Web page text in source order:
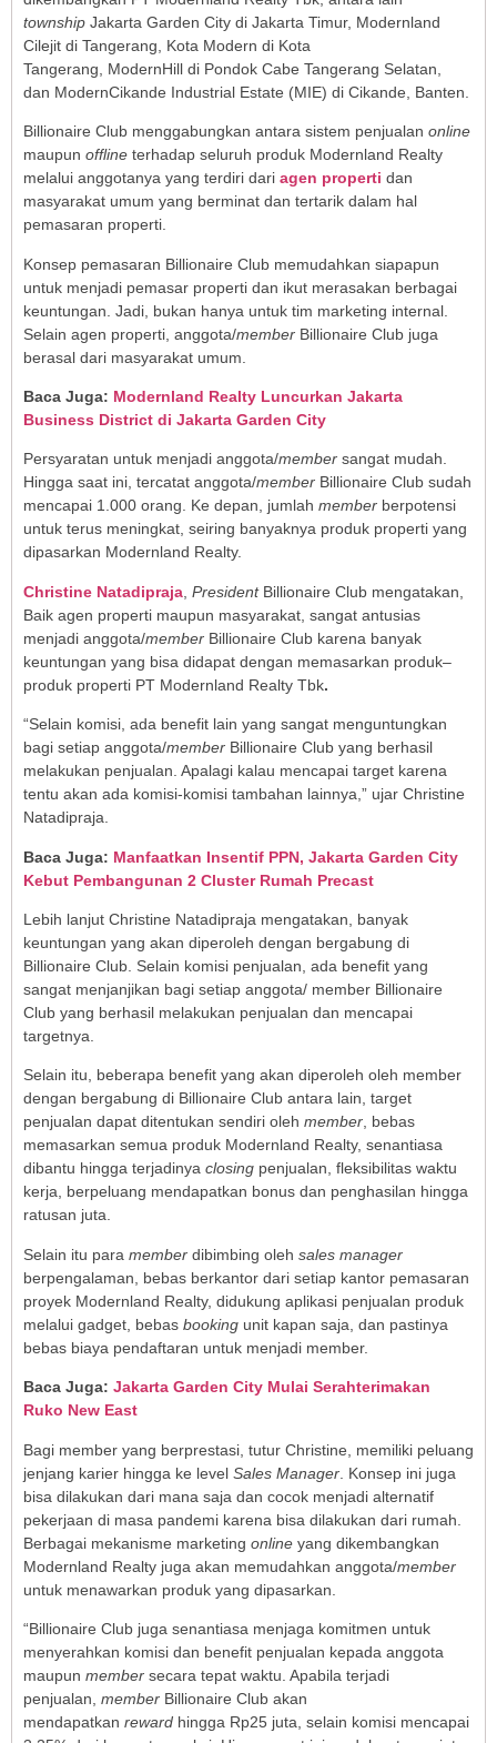
township Jakarta Garden City di Jakarta Timur, Modernland
Cilejit di Tangerang, Kota Modern di Kota
Tangerang, ModernHill di Pondok Cabe Tangerang Selatan,
dan ModernCikande Industrial Estate (MIE) di Cikande, Banten.
Billionaire Club menggabungkan antara sistem penjualan online
maupun offline terhadap seluruh produk Modernland Realty
melalui anggotanya yang terdiri dari agen properti dan
masyarakat umum yang berminat dan tertarik dalam hal
pemasaran properti.
Konsep pemasaran Billionaire Club memudahkan siapapun
untuk menjadi pemasar properti dan ikut merasakan berbagai
keuntungan. Jadi, bukan hanya untuk tim marketing internal.
Selain agen properti, anggota/member Billionaire Club juga
berasal dari masyarakat umum.
Baca Juga: Modernland Realty Luncurkan Jakarta
Business District di Jakarta Garden City
Persyaratan untuk menjadi anggota/member sangat mudah.
Hingga saat ini, tercatat anggota/member Billionaire Club sudah
mencapai 1.000 orang. Ke depan, jumlah member berpotensi
untuk terus meningkat, seiring banyaknya produk properti yang
dipasarkan Modernland Realty.
Christine Natadipraja PresidentBillionaire Club mengatakan,
Baik agen properti maupun masyarakat, sangat antusias
menjadi anggota/member Billionaire Club karena banyak
keuntungan yang bisa didapat dengan memasarkan produk–
produk properti PT Modernland Realty Tbk.
“Selain komisi, ada benefit lain yang sangat menguntungkan
bagi setiap anggota/member Billionaire Club yang berhasil
melakukan penjualan. Apalagi kalau mencapai target karena
tentu akan ada komisi-komisi tambahan lainnya,” ujar Christine
Natadipraja.
Baca Juga: Manfaatkan Insentif PPN, Jakarta Garden City
Kebut Pembangunan 2 Cluster Rumah Precast
Lebih lanjut Christine Natadipraja mengatakan, banyak
keuntungan yang akan diperoleh dengan bergabung di
Billionaire Club. Selain komisi penjualan, ada benefit yang
sangat menjanjikan bagi setiap anggota/ member Billionaire
Club yang berhasil melakukan penjualan dan mencapai
targetnya.
Selain itu, beberapa benefit yang akan diperoleh oleh member
dengan bergabung di Billionaire Club antara lain, target
penjualan dapat ditentukan sendiri oleh member, bebas
memasarkan semua produk Modernland Realty, senantiasa
dibantu hingga terjadinya closing penjualan, fleksibilitas waktu
kerja, berpeluang mendapatkan bonus dan penghasilan hingga
ratusan juta.
Selain itu para member dibimbing oleh sales manager
berpengalaman, bebas berkantor dari setiap kantor pemasaran
proyek Modernland Realty, didukung aplikasi penjualan produk
melalui gadget, bebas booking unit kapan saja, dan pastinya
bebas biaya pendaftaran untuk menjadi member.
Baca Juga: Jakarta Garden City Mulai Serahterimakan
Ruko New East
Bagi member yang berprestasi, tutur Christine, memiliki peluang
jenjang karier hingga ke level Sales Manager . Konsep ini juga
bisa dilakukan dari mana saja dan cocok menjadi alternatif
pekerjaan di masa pandemi karena bisa dilakukan dari rumah.
Berbagai mekanisme marketing online yang dikembangkan
Modernland Realty juga akan memudahkan anggota/member
untuk menawarkan produk yang dipasarkan.
“Billionaire Club juga senantiasa menjaga komitmen untuk
menyerahkan komisi dan benefit penjualan kepada anggota
maupun member secara tepat waktu. Apabila terjadi
penjualan, member Billionaire Club akan
mendapatkan reward hingga Rp25 juta, selain komisi mencapai